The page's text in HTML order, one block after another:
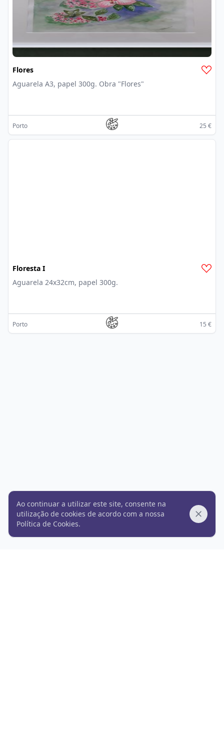
Flores
Aguarela A3, papel 300g. Obra "Flores"
Porto 25 €
Floresta I
Aguarela 24x32cm, papel 300g.
Porto 15 €
Ao continuar a utilizar este site, consente na
utilização de cookies de acordo com a nossa
Política de Cookies.
Dismiss